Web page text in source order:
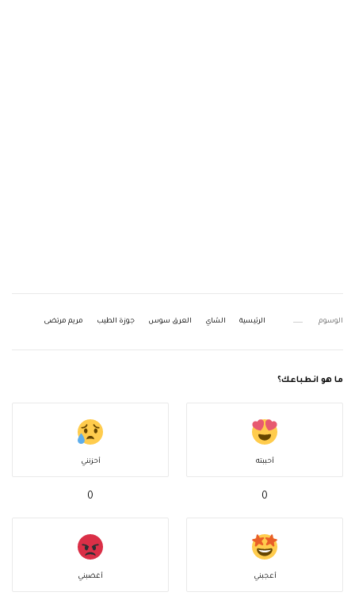
الوسوم الرئيسية الشاي العرق سوس جوزة الطيب مريم مرتضى
ما هو انطباعك؟
أحببته
0
أحزنني
0
أعجبني أغضبني